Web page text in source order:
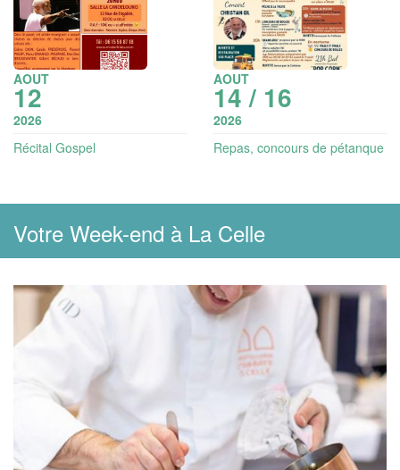
AOUT
12
2026
Récital Gospel
AOUT
14 / 16
2026
Repas, concours de pétanque
Votre Week-end à La Celle